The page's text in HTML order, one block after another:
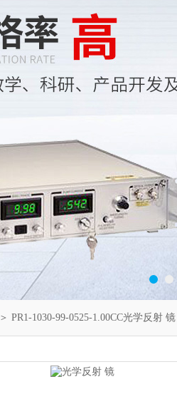
＞ PR1-1030-99-0525-1.00CC光学反射 镜